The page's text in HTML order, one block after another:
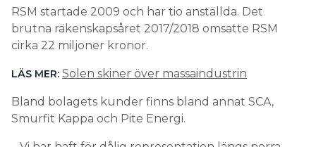
RSM startade 2009 och har tio anställda. Det
brutna räkenskapsåret 2017/2018 omsatte RSM
cirka 22 miljoner kronor.
LÄS MER: Solen skiner över massaindustrin
Bland bolagets kunder finns bland annat SCA,
Smurfit Kappa och Pite Energi.